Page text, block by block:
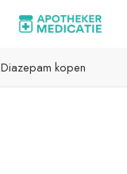
Diazepam kopen